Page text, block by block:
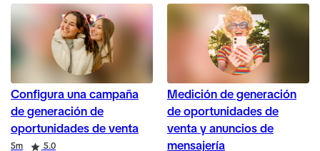
Configura una campaña
de generación de
oportunidades de venta
Duration
5m
Rating 5.0
Medición de generación
de oportunidades de
venta y anuncios de
mensajería